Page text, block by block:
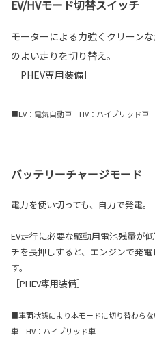
EV/HVモード切替スイッチ
モーターによる力強くクリーン
のよい走りを切り替え。
［PHEV専用装備］
■EV：電気自動車 HV：ハイブリッド車
バッテリーチャージモード
電力を使い切っても、自力で発電。
EV走行に必要な駆動用電池残量が
チを長押しすると、エンジンで発
す。
［PHEV専用装備］
■車両状態により本モードに切り替わら
車 HV：ハイブリッド車